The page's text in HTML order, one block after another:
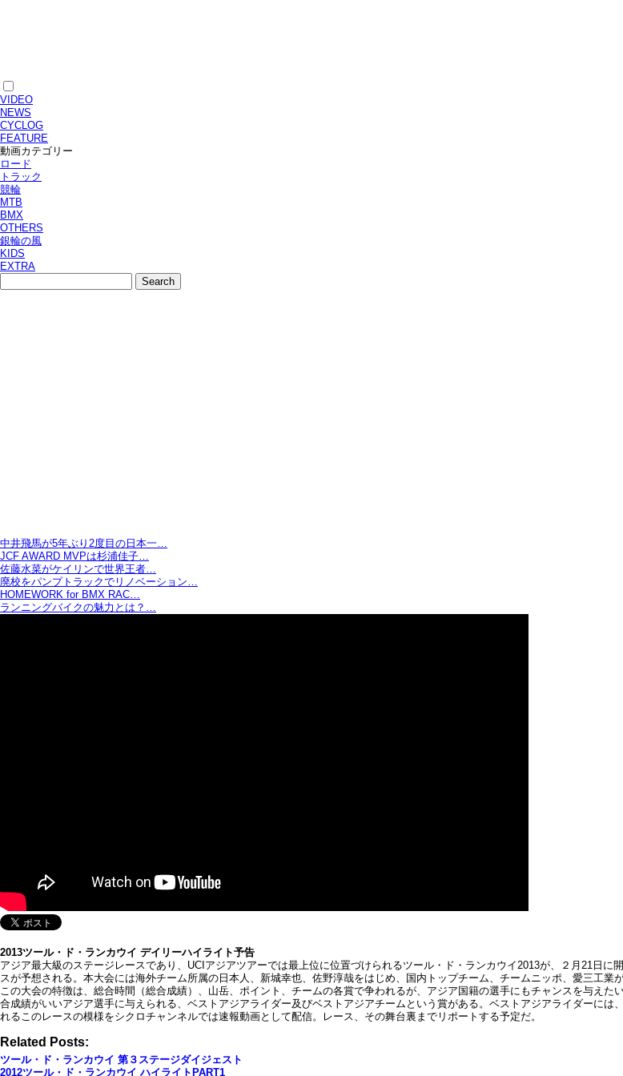
VIDEO
NEWS
CYCLOG
FEATURE
動画カテゴリー
ロード
トラック
競輪
MTB
BMX
OTHERS
銀輪の風
KIDS
EXTRA
中井飛馬が5年ぶり2度目の日本一…
JCF AWARD MVPは杉浦佳子…
佐藤水菜がケイリンで世界王者…
廃校をパンプトラックでリノベーション…
HOMEWORK for BMX RAC…
ランニングバイクの魅力とは？…
2013ツール・ド・ランカウイ デイリーハイライト予告
アジア最大級のステージレースであり、UCIアジアツアーでは最上位に位置づけられるツール・ド・ランカウイ2013が、２月21日
スが予想される。本大会には海外チーム所属の日本人、新城幸也、佐野淳哉をはじめ、国内トップチーム、チームニッポ、愛三工業が
この大会の特徴は、総合時間（総合成績）、山岳、ポイント、チームの各賞で争われるが、アジア国籍の選手にもチャンスを与え
合成績がいいアジア選手に与えられる、ベストアジアライダー及びベストアジアチームという賞がある。ベストアジアライダーに
れるこのレースの模様をシクロチャンネルでは速報動画として配信。レース、その舞台裏までリポートする予定だ。
Related Posts:
ツール・ド・ランカウイ 第３ステージダイジェスト
2012ツール・ド・ランカウイ ハイライトPART1